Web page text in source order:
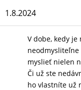
NA
MOBIL
TVRDENÉ
1.8.2024
V dobe, kedy
myslieť nielen
Či už ste
ho vlastníte už